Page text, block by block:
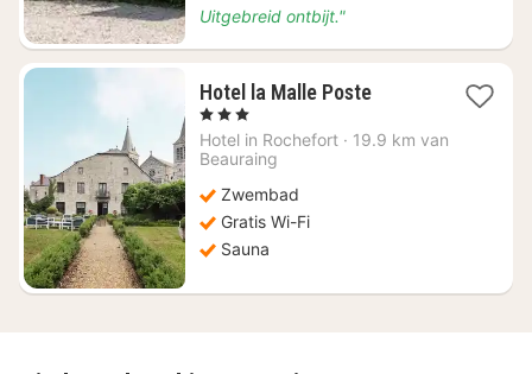
Uitgebreid ontbijt."
Hotel la Malle Poste1
vanaf
, 3 Sterren
Hotel in Rochefort · 19.9 km van
Beauraing
Zwembad
Gratis Wi-Fi
Sauna